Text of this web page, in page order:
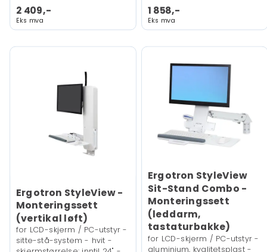
2 409,-
Eks mva
1 858,-
Eks mva
Ergotron StyleView -
Monteringssett
(vertikal løft)
for LCD-skjerm / PC-utstyr -
sitte-stå-system - hvit -
Ergotron StyleView
Sit-Stand Combo -
Monteringssett
(leddarm,
tastaturbakke)
for LCD-skjerm / PC-utstyr -
aluminium, kvalitetsplast -